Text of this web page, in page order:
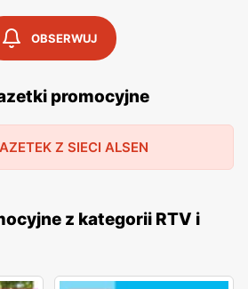
co czyni ją jednym z
Jednym z kluczowych elementów,
na tle konkurencji, są regularnie
. Dzięki nim klienci mogą na
promocje
oraz oferty
wydawane kilka razy w miesiącu,
aby odpowiadać na
im najbardziej atrakcyjne
która nieustannie się rozwija i
OBSERWUJ
promocyjne
Z SIECI ALSEN
z kategorii RTV i